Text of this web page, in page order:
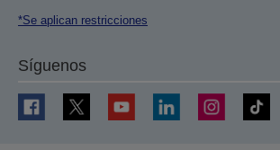
*Se aplican restricciones
Síguenos